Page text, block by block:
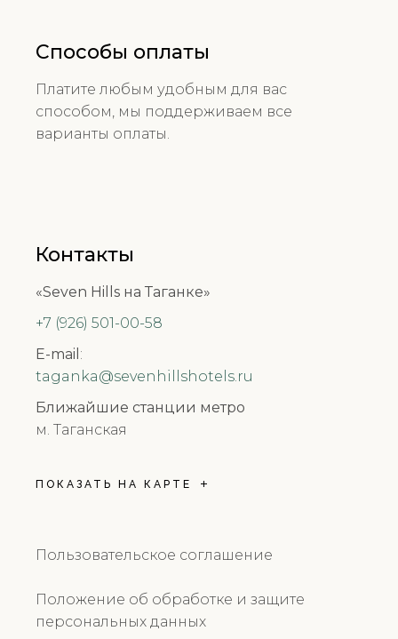
Способы оплаты
Платите любым удобным для вас
способом, мы поддерживаем все
варианты оплаты.
Контакты
«Seven Hills на Таганке»
+7 (926) 501-00-58
E-mail :
taganka@sevenhillshotels.ru
Ближайшие станции метро
м. Таганская
ПОКАЗАТЬ НА КАРТЕ
Пользовательское соглашение
Положение об обработке и защите
персональных данных